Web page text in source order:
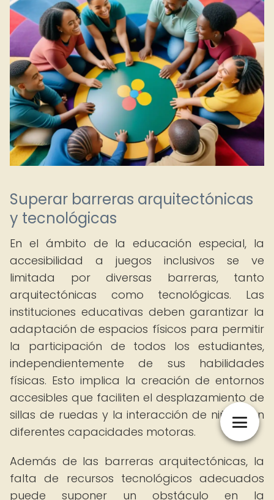
Superar barreras arquitectónicas
y tecnológicas
En el ámbito de la educación especial, la
accesibilidad a juegos inclusivos se ve
limitada por diversas barreras, tanto
arquitectónicas como tecnológicas. Las
instituciones educativas deben garantizar la
adaptación de espacios físicos para permitir
la participación de todos los estudiantes,
independientemente de sus habilidades
físicas. Esto implica la creación de entornos
accesibles que faciliten el desplazamiento de
sillas de ruedas y la interacción de niños con
diferentes capacidades motoras.
Además de las barreras arquitectónicas, la
falta de recursos tecnológicos adecuados
puede suponer un obstáculo en la